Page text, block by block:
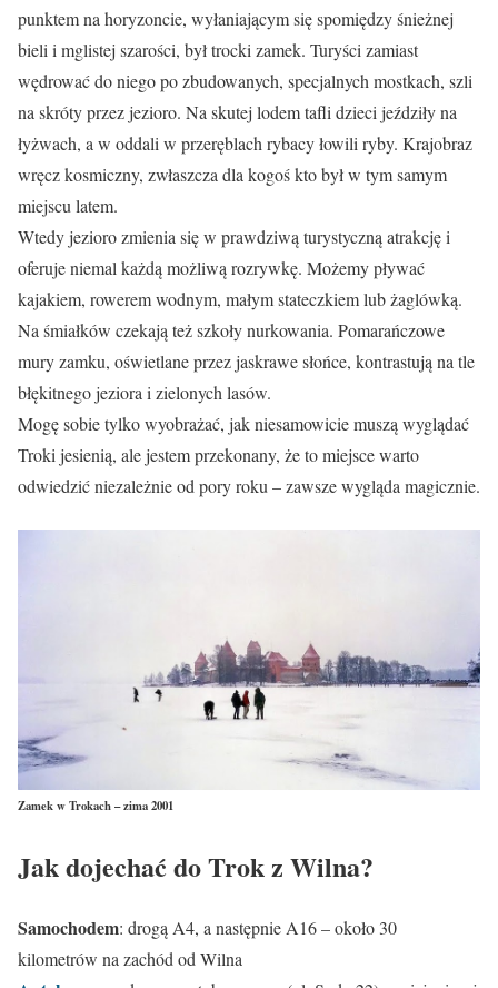
punktem na horyzoncie, wyłaniającym się spomiędzy śnieżnej
bieli i mglistej szarości, był trocki zamek. Turyści zamiast
wędrować do niego po zbudowanych, specjalnych mostkach, szli
na skróty przez jezioro. Na skutej lodem tafli dzieci jeździły na
łyżwach, a w oddali w przeręblach rybacy łowili ryby. Krajobraz
wręcz kosmiczny, zwłaszcza dla kogoś kto był w tym samym
miejscu latem.
Wtedy jezioro zmienia się w prawdziwą turystyczną atrakcję i
oferuje niemal każdą możliwą rozrywkę. Możemy pływać
kajakiem, rowerem wodnym, małym stateczkiem lub żaglówką.
Na śmiałków czekają też szkoły nurkowania. Pomarańczowe
mury zamku, oświetlane przez jaskrawe słońce, kontrastują na tle
błękitnego jeziora i zielonych lasów.
Mogę sobie tylko wyobrażać, jak niesamowicie muszą wyglądać
Troki jesienią, ale jestem przekonany, że to miejsce warto
odwiedzić niezależnie od pory roku – zawsze wygląda magicznie.
Zamek w Trokach – zima 2001
Jak dojechać do Trok z Wilna?
Samochodem: drogą A4, a następnie A16 – około 30
kilometrów na zachód od Wilna